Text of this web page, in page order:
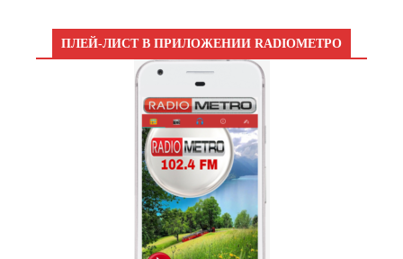
ПЛЕЙ-ЛИСТ В ПРИЛОЖЕНИИ RADIOМЕТРО